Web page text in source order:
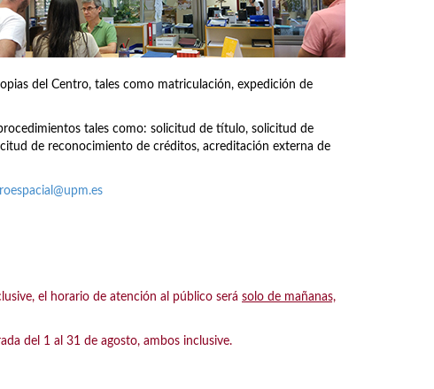
del Centro, tales como matriculación, expedición de
tales como: solicitud de título, solicitud de
de reconocimiento de créditos, acreditación externa de
el horario de atención al público será solo de mañanas,
del 1 al 31 de agosto, ambos inclusive.